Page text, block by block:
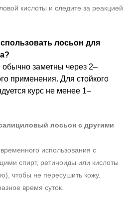
кислоты и следите за реакцией
лосьон для
заметны через 2–
применения. Для стойкого
курс не менее 1–
лосьон с другими
использования с
спирт, ретиноиды или кислоты
чтобы не пересушить кожу.
время суток.